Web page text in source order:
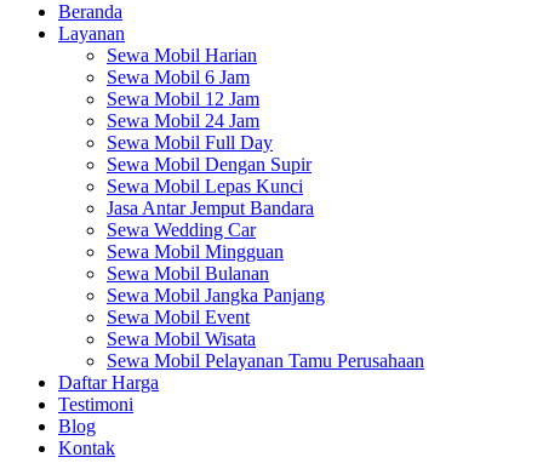
Beranda
Layanan
Sewa Mobil Harian
Sewa Mobil 6 Jam
Sewa Mobil 12 Jam
Sewa Mobil 24 Jam
Sewa Mobil Full Day
Sewa Mobil Dengan Supir
Sewa Mobil Lepas Kunci
Jasa Antar Jemput Bandara
Sewa Wedding Car
Sewa Mobil Mingguan
Sewa Mobil Bulanan
Sewa Mobil Jangka Panjang
Sewa Mobil Event
Sewa Mobil Wisata
Sewa Mobil Pelayanan Tamu Perusahaan
Daftar Harga
Testimoni
Blog
Kontak